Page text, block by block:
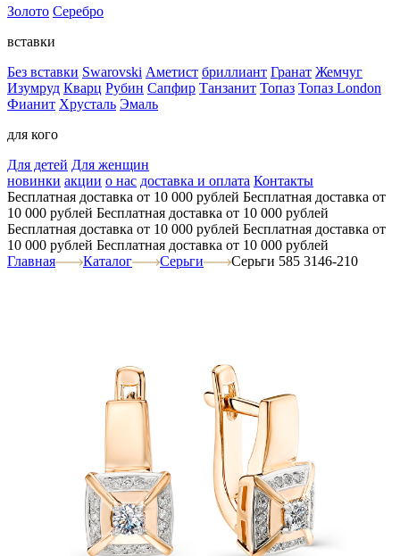
Золото Серебро
вставки
Без вставки Swarovski Аметист бриллиант Гранат Жемчуг
Изумруд Кварц Рубин Сапфир Танзанит Топаз Топаз London
Фианит Хрусталь Эмаль
для кого
Для детей Для женщин
новинки акции о нас доставка и оплата Контакты
Бесплатная доставка от 10 000 рублей Бесплатная доставка от
10 000 рублей Бесплатная доставка от 10 000 рублей
Бесплатная доставка от 10 000 рублей Бесплатная доставка от
10 000 рублей Бесплатная доставка от 10 000 рублей
Главная
Каталог Серьги Серьги 585 3146-210